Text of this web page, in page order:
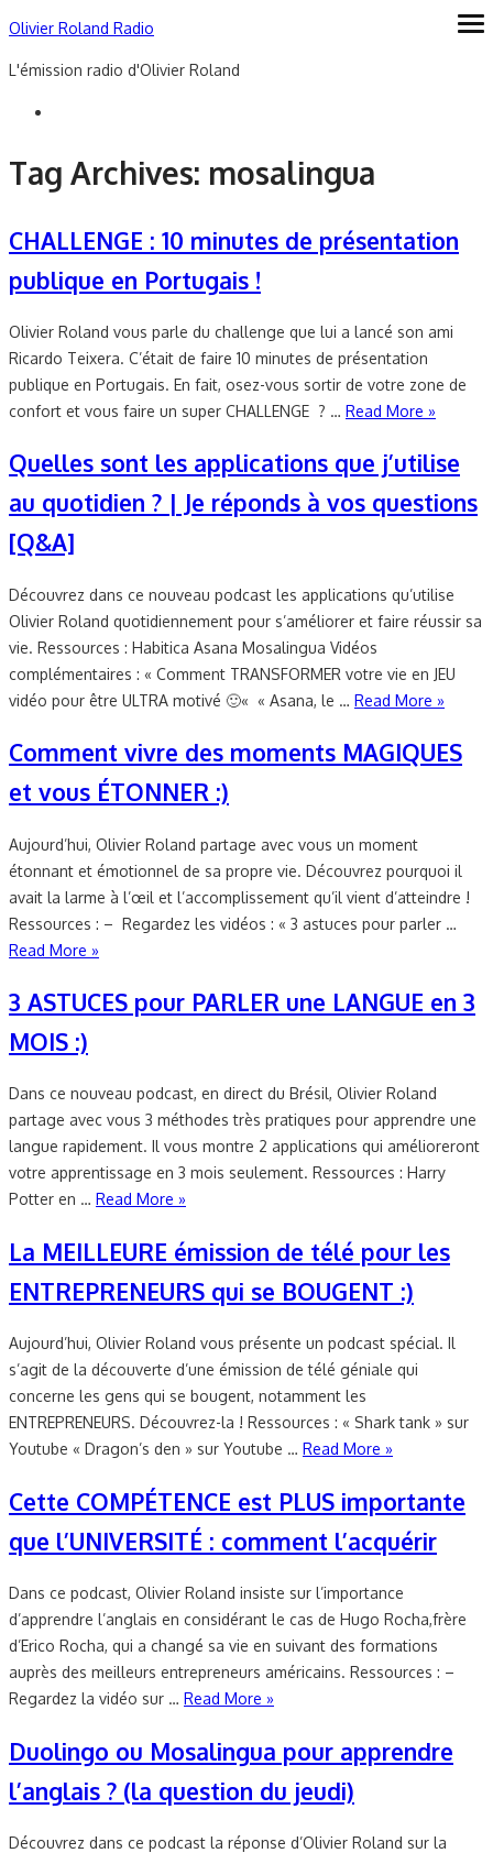
Skip
content
Olivier Roland Radio
L'émission radio d'Olivier Roland
Tag Archives: mosalingua
CHALLENGE : 10 minutes de présentation
publique en Portugais !
Olivier Roland vous parle du challenge que lui a lancé son ami
Ricardo Teixera. C’était de faire 10 minutes de présentation
publique en Portugais. En fait, osez-vous sortir de votre zone de
confort et vous faire un super CHALLENGE ? … Read More »
Quelles sont les applications que j’utilise
au quotidien ? | Je réponds à vos questions
[Q&A]
Découvrez dans ce nouveau podcast les applications qu’utilise
Olivier Roland quotidiennement pour s’améliorer et faire réussir sa
vie. Ressources : Habitica Asana Mosalingua Vidéos
complémentaires : « Comment TRANSFORMER votre vie en JEU
vidéo pour être ULTRA motivé 🙂« « Asana, le … Read More »
Comment vivre des moments MAGIQUES
et vous ÉTONNER :)
Aujourd’hui, Olivier Roland partage avec vous un moment
étonnant et émotionnel de sa propre vie. Découvrez pourquoi il
avait la larme à l’œil et l’accomplissement qu’il vient d’atteindre !
Ressources : – Regardez les vidéos : « 3 astuces pour parler …
Read More »
3 ASTUCES pour PARLER une LANGUE en 3
MOIS :)
Dans ce nouveau podcast, en direct du Brésil, Olivier Roland
partage avec vous 3 méthodes très pratiques pour apprendre une
langue rapidement. Il vous montre 2 applications qui amélioreront
votre apprentissage en 3 mois seulement. Ressources : Harry
Potter en … Read More »
La MEILLEURE émission de télé pour les
ENTREPRENEURS qui se BOUGENT :)
Aujourd’hui, Olivier Roland vous présente un podcast spécial. Il
s’agit de la découverte d’une émission de télé géniale qui
concerne les gens qui se bougent, notamment les
ENTREPRENEURS. Découvrez-la ! Ressources : « Shark tank » sur
Youtube « Dragon’s den » sur Youtube … Read More »
Cette COMPÉTENCE est PLUS importante
que l’UNIVERSITÉ : comment l’acquérir
Dans ce podcast, Olivier Roland insiste sur l’importance
d’apprendre l’anglais en considérant le cas de Hugo Rocha,frère
d’Erico Rocha, qui a changé sa vie en suivant des formations
auprès des meilleurs entrepreneurs américains. Ressources : –
Regardez la vidéo sur … Read More »
Duolingo ou Mosalingua pour apprendre
l’anglais ? (la question du jeudi)
Découvrez dans ce podcast la réponse d’Olivier Roland sur la